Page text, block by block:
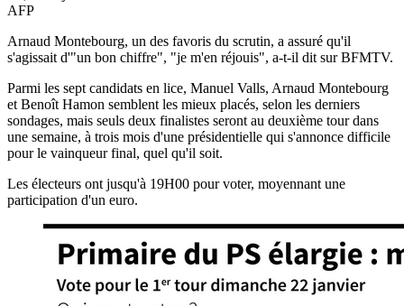
AFP
Arnaud Montebourg, un des favoris du scrutin, a assuré qu'il
s'agissait d'"un bon chiffre", "je m'en réjouis", a-t-il dit sur BFMTV.
Parmi les sept candidats en lice, Manuel Valls, Arnaud Montebourg
et Benoît Hamon semblent les mieux placés, selon les derniers
sondages, mais seuls deux finalistes seront au deuxième tour dans
une semaine, à trois mois d'une présidentielle qui s'annonce difficile
pour le vainqueur final, quel qu'il soit.
Les électeurs ont jusqu'à 19H00 pour voter, moyennant une
participation d'un euro.